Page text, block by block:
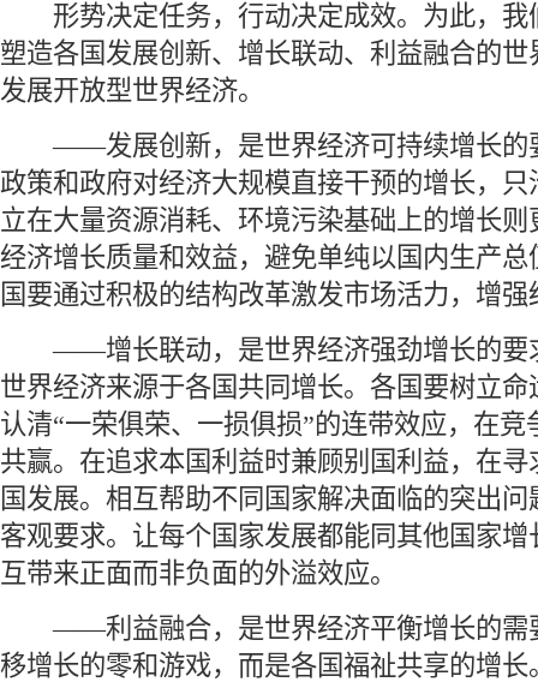
形势决定任务，行动决定成效。为此，我
塑造各国发展创新、增长联动、利益融合的
发展开放型世界经济。
——发展创新，是世界经济可持续增长的
政策和政府对经济大规模直接干预的增长，
立在大量资源消耗、环境污染基础上的增长
经济增长质量和效益，避免单纯以国内生产
国要通过积极的结构改革激发市场活力，增强
——增长联动，是世界经济强劲增长的要
世界经济来源于各国共同增长。各国要树立
认清“一荣俱荣、一损俱损”的连带效应，在
共赢。在追求本国利益时兼顾别国利益，在
国发展。相互帮助不同国家解决面临的突出
客观要求。让每个国家发展都能同其他国家
互带来正面而非负面的外溢效应。
——利益融合，是世界经济平衡增长的需
移增长的零和游戏，而是各国福祉共享的增